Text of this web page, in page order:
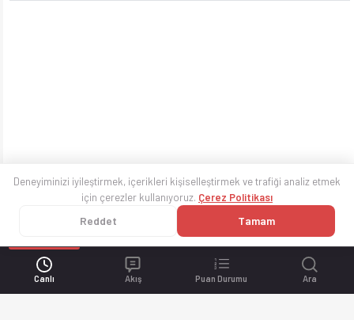
Canlı Akış Puan Durumu Ara
Deneyiminizi iyileştirmek, içerikleri kişiselleştirmek ve trafiği analiz etmek
için çerezler kullanıyoruz. Çerez Politikası
Reddet Tamam